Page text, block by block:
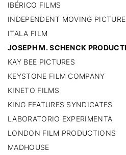
IBÉRICO FILMS
INDEPENDENT MOVING
ITALA FILM
JOSEPH M. SCHENCK
KAY BEE PICTURES
KEYSTONE FILM COMPANY
KINETO FILMS
KING FEATURES SYNDICATES
LABORATORIO EXPERIMENTA
LONDON FILM PRODUCTIONS
MADHOUSE